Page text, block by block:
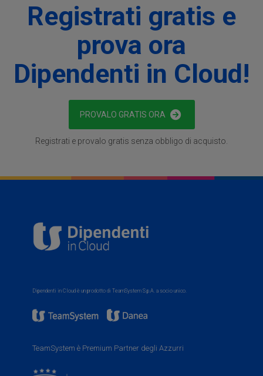
Registrati gratis e
prova ora
Dipendenti in Cloud!
PROVALO GRATIS ORA
Registrati e provalo gratis senza obbligo di acquisto.
Dipendenti in Cloud è un prodotto di TeamSystem S.p.A. a socio unico.
TeamSystem è Premium Partner degli Azzurri